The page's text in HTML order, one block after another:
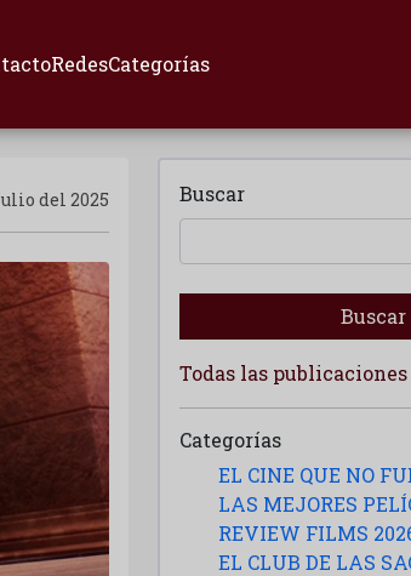
RedesCategorías
del 2025 Buscar
Buscar
Todas las publicaciones
Categorías
EL CINE QUE NO
LAS MEJORES
REVIEW FILMS
EL CLUB DE LAS